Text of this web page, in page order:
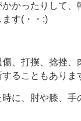
かったりして、
す(・・;)
、打撲、捻挫、
ることもありま
に、肘や膝、手